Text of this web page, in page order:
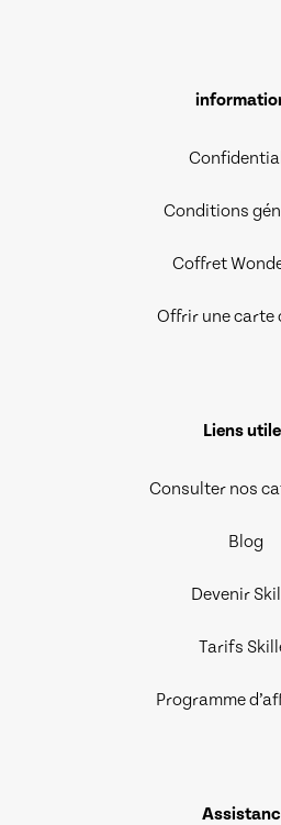
Conditions
Coffret
Offrir une carte
Liens
Consulter nos
Blog
Devenir
Tarifs
Programme